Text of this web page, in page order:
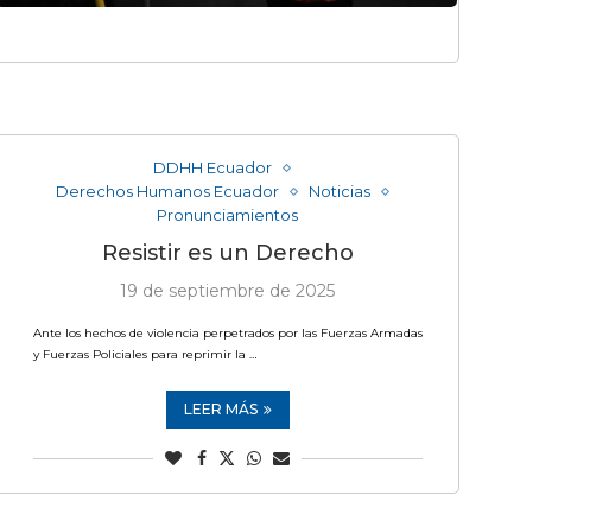
DDHH Ecuador
Derechos Humanos Ecuador
Noticias
Pronunciamientos
Resistir es un Derecho
19 de septiembre de 2025
Ante los hechos de violencia perpetrados por las Fuerzas Armadas
y Fuerzas Policiales para reprimir la …
LEER MÁS